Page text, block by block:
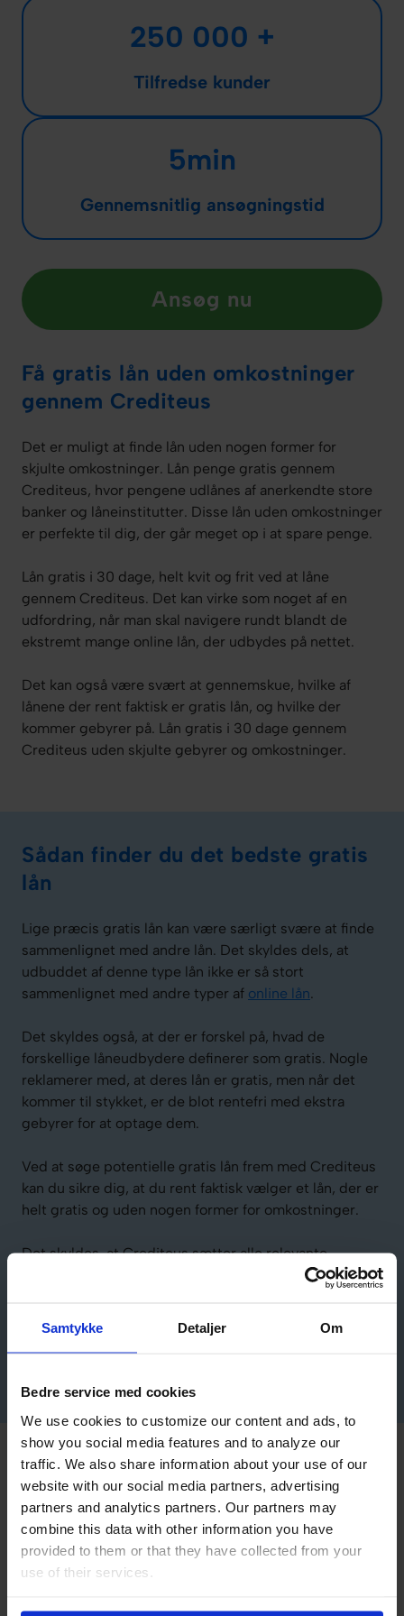
Samtykke Detaljer Om
Bedre service med cookies
We use cookies to customize our content and ads, to
show you social media features and to analyze our
traffic. We also share information about your use of our
website with our social media partners, advertising
partners and analytics partners. Our partners may
combine this data with other information you have
provided to them or that they have collected from your
use of their services.
250 000 +
Tilfredse kunder
5min
Gennemsnitlig ansøgningstid
Ansøg nu
Få gratis lån uden omkostninger
gennem Crediteus
Det er muligt at finde lån uden nogen former for
skjulte omkostninger. Lån penge gratis gennem
Crediteus, hvor pengene udlånes af anerkendte store
banker og låneinstitutter. Disse lån uden omkostninger
er perfekte til dig, der går meget op i at spare penge.
Lån gratis i 30 dage, helt kvit og frit ved at låne
gennem Crediteus. Det kan virke som noget af en
udfordring, når man skal navigere rundt blandt de
ekstremt mange online lån, der udbydes på nettet.
Det kan også være svært at gennemskue, hvilke af
lånene der rent faktisk er gratis lån, og hvilke der
kommer gebyrer på. Lån gratis i 30 dage gennem
Crediteus uden skjulte gebyrer og omkostninger.
Sådan finder du det bedste gratis
lån
Lige præcis gratis lån kan være særligt svære at finde
sammenlignet med andre lån. Det skyldes dels, at
udbuddet af denne type lån ikke er så stort
sammenlignet med andre typer af online lån.
Det skyldes også, at der er forskel på, hvad de
forskellige låneudbydere definerer som gratis. Nogle
reklamerer med, at deres lån er gratis, men når det
kommer til stykket, er de blot rentefri med ekstra
gebyrer for at optage dem.
Ved at søge potentielle gratis lån frem med Crediteus
kan du sikre dig, at du rent faktisk vælger et lån, der er
helt gratis og uden nogen former for omkostninger.
Det skyldes, at Crediteus sætter alle relevante
nøgletal skarpt op mod hinanden og gør det nemt for
uden gebyrer, hvis du ønsker et lån, der i realiteten er
Fordele og ulemper ved at optage
et gratis lån
Den gængse ulempe ved at låne penge er naturligvis,
at de altid skal betales tilbage. Eftersom denne type
lån er uden omkostninger, er der ikke andre ulemper